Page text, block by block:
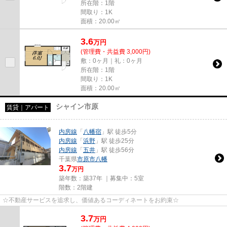
所在階：1階
間取り：1K
面積：20.00㎡
3.6万円
(管理費・共益費 3,000円)
敷：0ヶ月｜礼：0ヶ月
所在階：1階
間取り：1K
面積：20.00㎡
賃貸｜アパート シャイン市原
内房線 「 八幡宿 」駅 徒歩5分
内房線 「浜野 」駅 徒歩25分
内房線 「五井 」駅 徒歩56分
千葉県市原市八幡
3.7万円
築年数：築37年 ｜募集中： 5室
階数：2階建
☆不動産サービスを追求し、価値あるコーディネートをお約束☆
3.7万円